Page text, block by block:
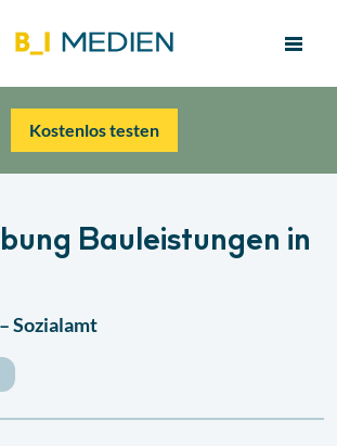
Kostenlos testen
Bauleistungen in
Sozialamt